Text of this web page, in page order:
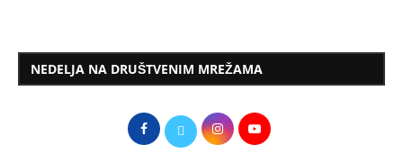
NEDELJA NA DRUŠTVENIM MREŽAMA